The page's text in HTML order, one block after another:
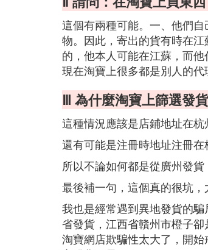
這個有兩種可能。一、他們
物。因此，寄出的貨有時在
的，他本人可能在江蘇，而
現在淘寶上很多都是別人的代
Ⅲ 為什麼淘寶上篩選發
這種情況應該是店鋪地址在杭
還有可能是注冊時地址注冊在
所以不論如何都是從廣州發
最後補一句，這個真的很坑，
我也是經常遇到異地發貨的
省發貨，江西省贛州市橙子
淘寶網店欺騙性太大了，開